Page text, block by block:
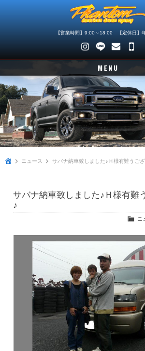
【営業時間】9:00～18:00 【定休日】
MENU
ニュース
在庫車情報
パーツ情報
メンテナンス
買取査定
ニュース サバナ納車致しました♪Ｈ様有難うご
サバナ納車致しました♪Ｈ様有難
♪
ニ